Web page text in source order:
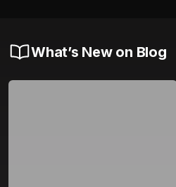
What’s New on Blog